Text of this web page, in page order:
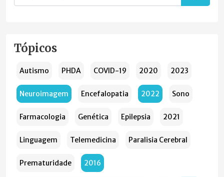
Tópicos
Autismo PHDA COVID-19 2020 2023
Neuroimagem Encefalopatia 2022 Sono
Farmacologia Genética Epilepsia 2021
Linguagem Telemedicina Paralisia Cerebral
Prematuridade 2016